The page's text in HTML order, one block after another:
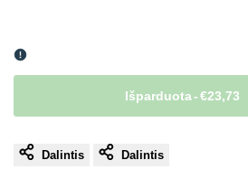
Išparduota-€23,73
Dalintis Dalintis